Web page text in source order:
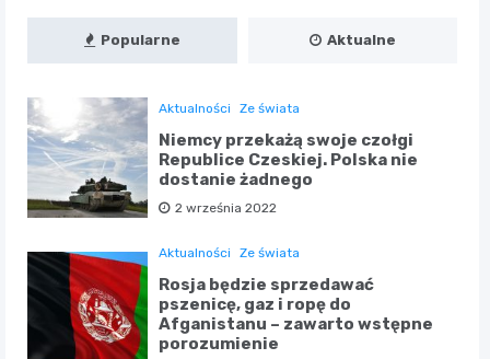
Popularne Aktualne
Aktualności Ze świata
Niemcy przekażą swoje czołgi
Republice Czeskiej. Polska nie
dostanie żadnego
2 września 2022
Aktualności Ze świata
Rosja będzie sprzedawać
pszenicę, gaz i ropę do
Afganistanu – zawarto wstępne
porozumienie